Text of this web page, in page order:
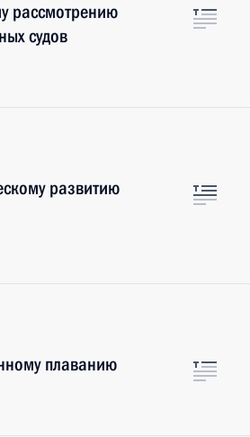
рассмотрению
судов
развитию
плаванию